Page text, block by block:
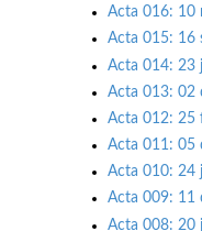
Acta 016: 10
Acta 015: 16
Acta 014: 23
Acta 013: 02
Acta 012: 25
Acta 011: 05
Acta 010: 24
Acta 009: 11
Acta 008: 20